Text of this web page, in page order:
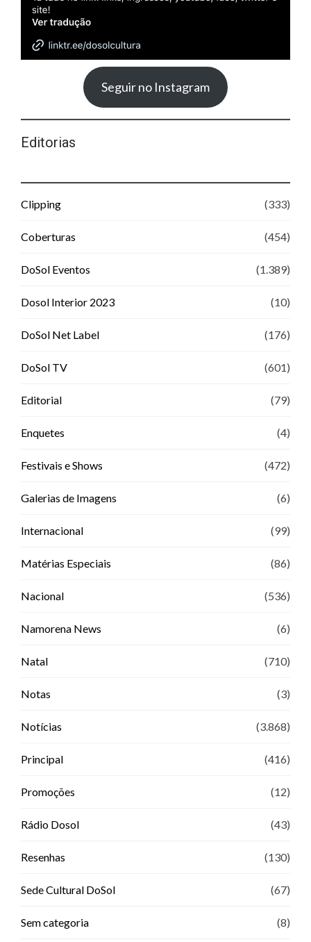
Seguir no Instagram
Editorias
Clipping (333)
Coberturas (454)
DoSol Eventos (1.389)
Dosol Interior 2023 (10)
DoSol Net Label (176)
DoSol TV (601)
Editorial (79)
Enquetes (4)
Festivais e Shows (472)
Galerias de Imagens (6)
Internacional (99)
Matérias Especiais (86)
Nacional (536)
Namorena News (6)
Natal (710)
Notas (3)
Notícias (3.868)
Principal (416)
Promoções (12)
Rádio Dosol (43)
Resenhas (130)
Sede Cultural DoSol (67)
Sem categoria (8)